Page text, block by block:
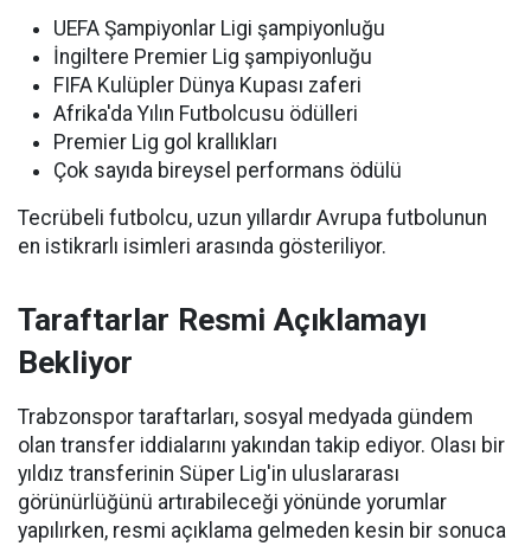
UEFA Şampiyonlar Ligi şampiyonluğu
İngiltere Premier Lig şampiyonluğu
FIFA Kulüpler Dünya Kupası zaferi
Afrika'da Yılın Futbolcusu ödülleri
Premier Lig gol krallıkları
Çok sayıda bireysel performans ödülü
Tecrübeli futbolcu, uzun yıllardır Avrupa futbolunun
en istikrarlı isimleri arasında gösteriliyor.
Taraftarlar Resmi Açıklamayı
Bekliyor
Trabzonspor taraftarları, sosyal medyada gündem
olan transfer iddialarını yakından takip ediyor. Olası bir
yıldız transferinin Süper Lig'in uluslararası
görünürlüğünü artırabileceği yönünde yorumlar
yapılırken, resmi açıklama gelmeden kesin bir sonuca